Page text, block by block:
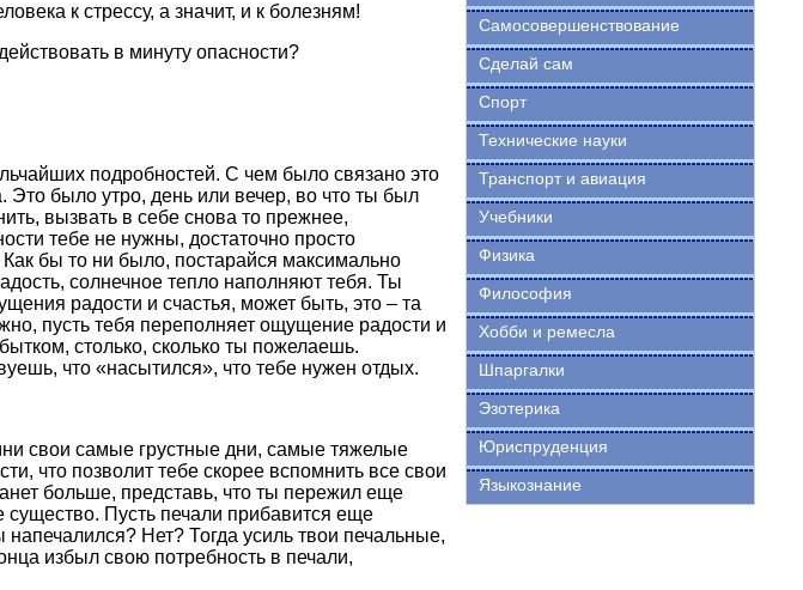
к стрессу, а значит, и к болезням!
в минуту опасности?
подробностей. С чем было связано это
было утро, день или вечер, во что ты был
вызвать в себе снова то прежнее,
тебе не нужны, достаточно просто
Как бы то ни было, постарайся максимально
солнечное тепло наполняют тебя. Ты
радости и счастья, может быть, это – та
пусть тебя переполняет ощущение радости и
столько, сколько ты пожелаешь.
что «насытился», что тебе нужен отдых.
свои самые грустные дни, самые тяжелые
что позволит тебе скорее вспомнить все свои
больше, представь, что ты пережил еще
существо. Пусть печали прибавится еще
Нет? Тогда усиль твои печальные,
избыл свою потребность в печали,
Самосовершенствование
Сделай сам
Спорт
Технические науки
Транспорт и авиация
Учебники
Физика
Философия
Хобби и ремесла
Шпаргалки
Эзотерика
Юриспруденция
Языкознание